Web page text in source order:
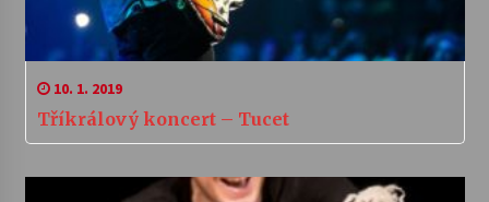
10. 1. 2019
Tříkrálový koncert – Tucet